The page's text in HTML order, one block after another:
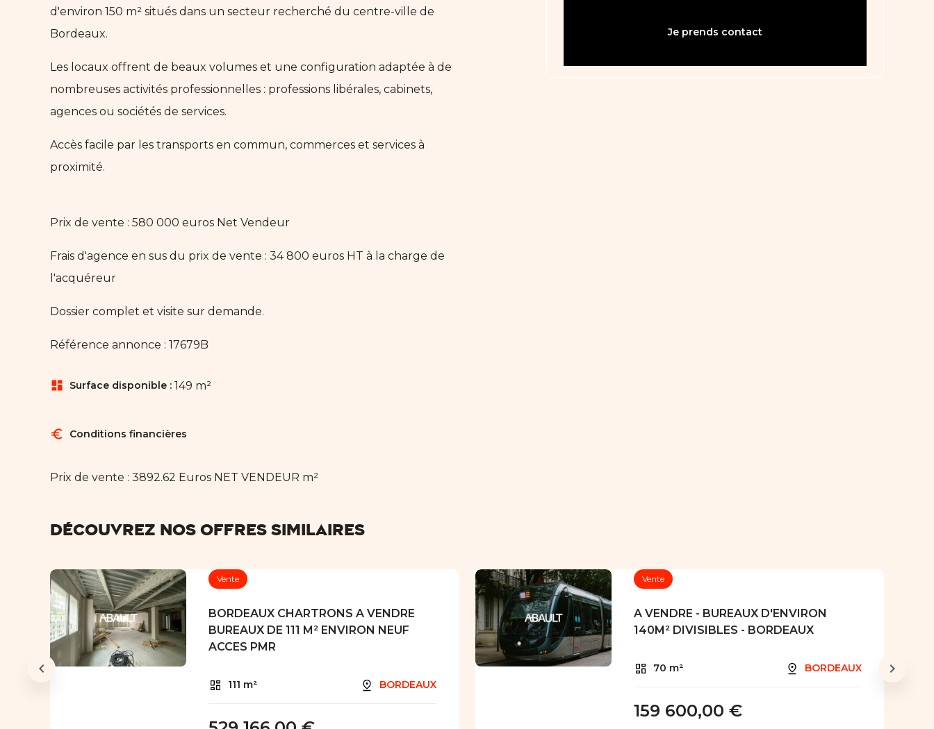
d'environ 150 m² situés dans un secteur recherché du centre-ville de
Bordeaux.
Les locaux offrent de beaux volumes et une configuration adaptée à de
nombreuses activités professionnelles : professions libérales, cabinets,
agences ou sociétés de services.
Accès facile par les transports en commun, commerces et services à
proximité.
Prix de vente : 580 000 euros Net Vendeur
Frais d'agence en sus du prix de vente : 34 800 euros HT à la charge de
l'acquéreur
Dossier complet et visite sur demande.
Référence annonce : 17679B
dashboard Surface disponible : 149 m²
euro Conditions financières
Prix de vente : 3892.62 Euros NET VENDEUR m²
Je prends contact
Découvrez nos offres similaires
Vente
BORDEAUX CHARTRONS A VENDRE
BUREAUX DE 111 M² ENVIRON NEUF
ACCES PMR
111 m² BORDEAUX
Vente
A VENDRE - BUREAUX D'ENVIRON
140M² DIVISIBLES - BORDEAUX
70 m² BORDEAUX
159 600,00 €